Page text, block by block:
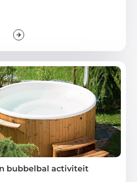
bubbelbal activiteit